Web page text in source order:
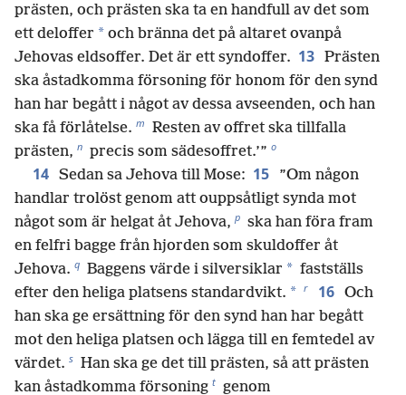
prästen, och prästen ska ta en handfull av det som
ett deloffer * och bränna det på altaret ovanpå
Jehovas eldsoffer. Det är ett syndoffer. 13 Prästen
ska åstadkomma försoning för honom för den synd
han har begått i något av dessa avseenden, och han
ska få förlåtelse. m Resten av offret ska tillfalla
prästen, n precis som sädesoffret.’” o
14 Sedan sa Jehova till Mose: 15
”Om någon
handlar trolöst genom att ouppsåtligt synda mot
något som är helgat åt Jehova, p ska han föra fram
en felfri bagge från hjorden som skuldoffer åt
Jehova. q Baggens värde i silversiklar * fastställs
efter den heliga platsens standardvikt. * r 16 Och
han ska ge ersättning för den synd han har begått
mot den heliga platsen och lägga till en femtedel av
värdet. s Han ska ge det till prästen, så att prästen
kan åstadkomma försoning t genom